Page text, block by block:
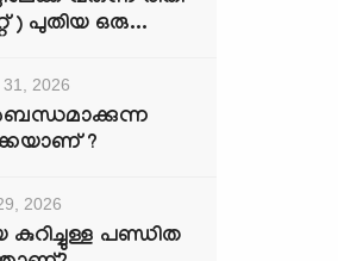
) പുതിയ ഒരു...
31, 2026
?
2026
കുറിച്ചുള്ള പണ്ഡിത